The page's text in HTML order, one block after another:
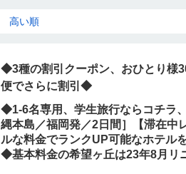
高い順
◆3種の割引クーポン、おひとり様
便でさらに割引◆
◆1-6名専用、学生旅行ならコチラ
縄本島／福岡発／2日間］【滞在中
ルな料金でランクUP可能なホテル
◆基本料金の希望ヶ丘は23年8月リ